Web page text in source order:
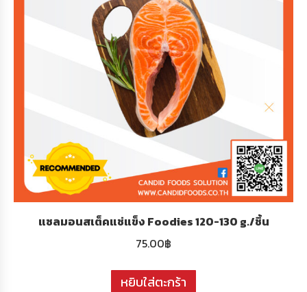
แซลมอนสเต็คแช่แข็ง Foodies 120-130 g./ชิ้น
75.00฿
หยิบใส่ตะกร้า